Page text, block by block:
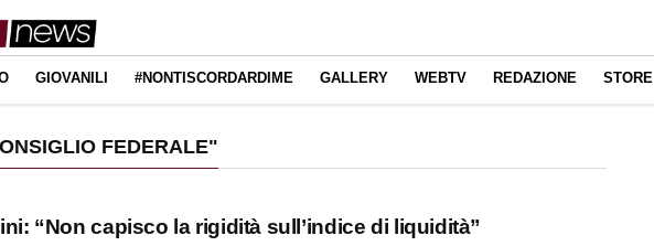
GIOVANILI #NONTISCORDARDIME GALLERY WEBTV REDAZIONE STORE
FEDERALE"
“Non capisco la rigidità sull’indice di liquidità”